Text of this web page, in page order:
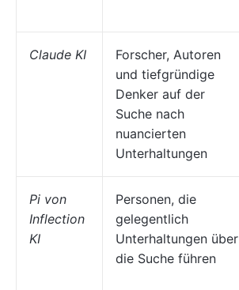
Claude KI
Forscher, Autoren
und tiefgründige
Denker auf der
Suche nach
nuancierten
Unterhaltungen
Pi von
Inflection
KI
Personen, die
gelegentlich
Unterhaltungen über
die Suche führen